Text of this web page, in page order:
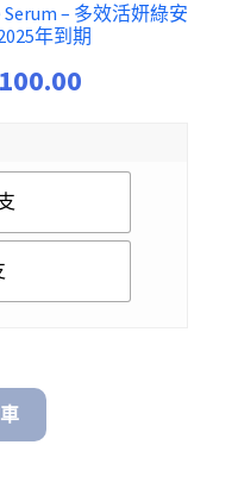
– 多效活妍綠安
年到期
100.00
$ 35.00